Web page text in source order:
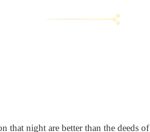
that night are better than the deeds of